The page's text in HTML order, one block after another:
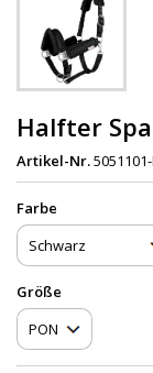
Halfter
Artikel-Nr.
Farbe
Größe